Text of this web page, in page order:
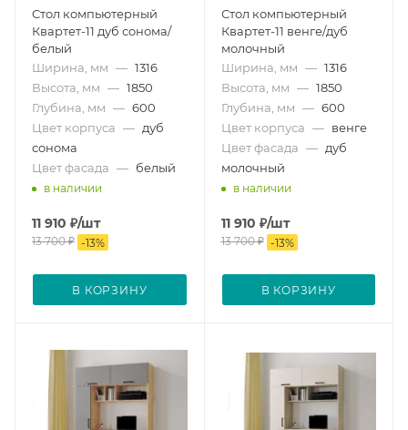
Стол компьютерный
Квартет-11 дуб сонома/
белый
Ширина, мм — 1316
Высота, мм — 1850
Глубина, мм — 600
Цвет корпуса — дуб
сонома
Цвет фасада — белый
в наличии
11 910 ₽/шт
13 700₽ -13%
В КОРЗИНУ
Стол компьютерный
Квартет-11 венге/дуб
молочный
Ширина, мм — 1316
Высота, мм — 1850
Глубина, мм — 600
Цвет корпуса — венге
Цвет фасада — дуб
молочный
в наличии
11 910 ₽/шт
13 700₽ -13%
В КОРЗИНУ